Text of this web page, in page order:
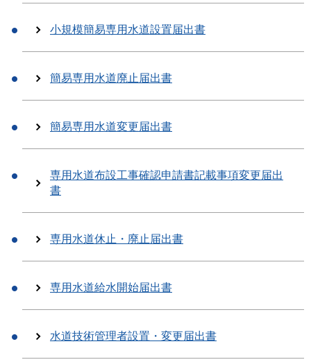
小規模簡易専用水道設置届出書
簡易専用水道廃止届出書
簡易専用水道変更届出書
専用水道布設工事確認申請書記載事項変更届出
書
専用水道休止・廃止届出書
専用水道給水開始届出書
水道技術管理者設置・変更届出書